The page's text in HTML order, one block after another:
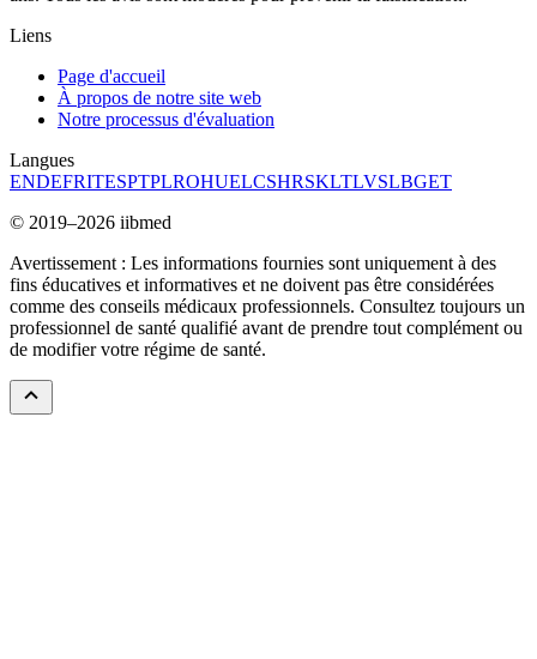
Liens
Page d'accueil
À propos de notre site web
Notre processus d'évaluation
Langues
ENDEFRITESPTPLROHUELCSHRSKLTLVSLBGET
© 2019–2026 iibmed
Avertissement : Les informations fournies sont uniquement à des
fins éducatives et informatives et ne doivent pas être considérées
comme des conseils médicaux professionnels. Consultez toujours un
professionnel de santé qualifié avant de prendre tout complément ou
de modifier votre régime de santé.